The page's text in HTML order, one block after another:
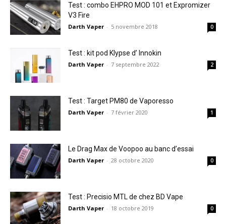
Test : combo EHPRO MOD 101 et Expromizer
V3 Fire
Darth Vaper - 5 novembre 2018 0
Test : kit pod Klypse d’ Innokin
Darth Vaper - 7 septembre 2022 2
Test : Target PM80 de Vaporesso
Darth Vaper - 7 février 2020 1
Le Drag Max de Voopoo au banc d’essai
Darth Vaper - 28 octobre 2020 0
Test : Precisio MTL de chez BD Vape
Darth Vaper - 18 octobre 2019 0